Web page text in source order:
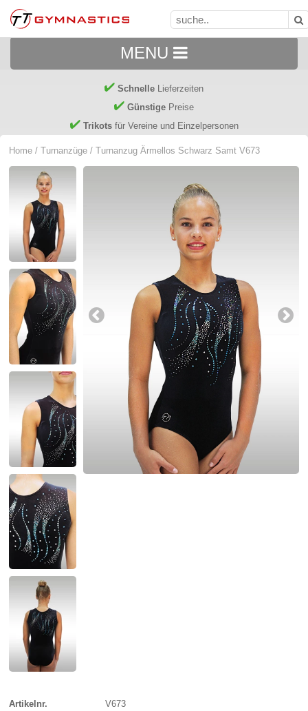
MENU
Schnelle Lieferzeiten
Günstige Preise
Trikotsfür Vereine und Einzelpersonen
Home /Turnanzüge / Turnanzug Ärmellos Schwarz Samt V673
Artikelnr.
V673